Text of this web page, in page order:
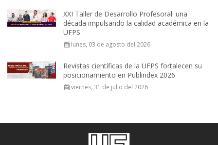
XXI Taller de Desarrollo Profesoral: una
década impulsando la calidad académica en la
UFPS
lunes, 03 de agosto del 2026
Revistas científicas de la UFPS fortalecen su
posicionamiento en Publindex 2026
viernes, 31 de julio del 2026